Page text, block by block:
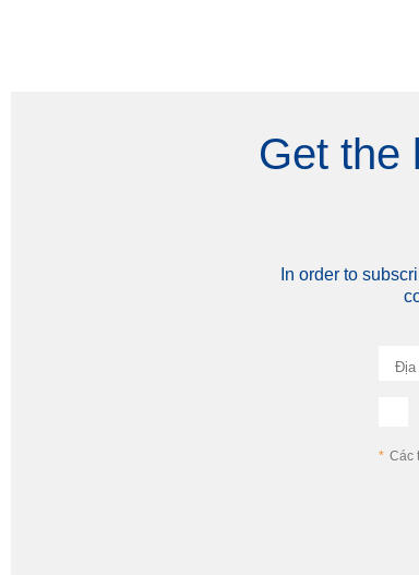
Get the
In order to
Địa
Các